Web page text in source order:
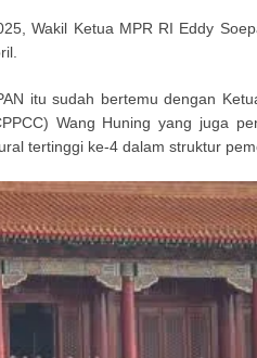
Wakil Ketua MPR RI Eddy
itu sudah bertemu dengan
Wang Huning yang juga
tertinggi ke-4 dalam struktur